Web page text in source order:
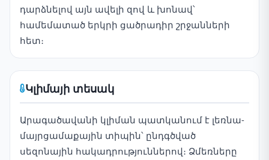
դարձնելով այն ավելի զով և խոնավ՝
համեմատած երկրի ցածրադիր շրջանների
հետ։
Կլիմայի տեսակ
Արագածավանի կլիման պատկանում է լեռնա-
մայրցամաքային տիպին՝ ընդգծված
սեզոնային հակադրություններով։ Ձմեռները